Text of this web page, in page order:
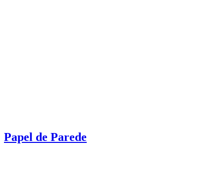
Papel de Parede